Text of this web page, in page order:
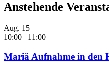
Anstehende
Aug. 15
10:00 –11:00
Mariä Aufnahme in den